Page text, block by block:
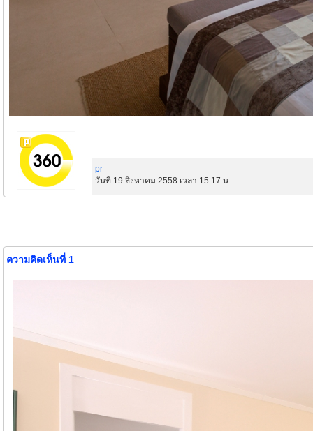
pr
วันที่ 19 สิงหาคม 2558 เวลา 15:17 น.
ความคิดเห็นที่ 1